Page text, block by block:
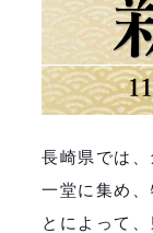
長崎県では
一堂に集め
とによって